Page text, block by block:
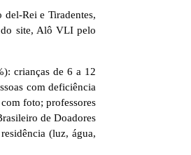
Rei e Tiradentes,
do site, Alô VLI pelo
crianças de 6 a 12
com deficiência
foto; professores
de Doadores
(luz, água,